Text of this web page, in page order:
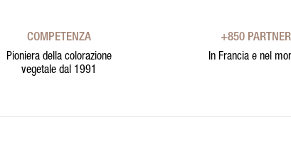
COMPETENZA
Pioniera della colorazione
vegetale dal 1991
+850 PARTNER
In Francia e nel